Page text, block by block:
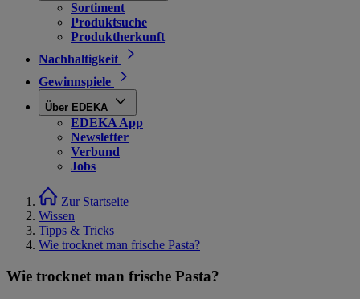
Sortiment
Produktsuche
Produktherkunft
Nachhaltigkeit
Gewinnspiele
Über EDEKA
EDEKA App
Newsletter
Verbund
Jobs
Zur Startseite
Wissen
Tipps & Tricks
Wie trocknet man frische Pasta?
Wie trocknet man frische Pasta?